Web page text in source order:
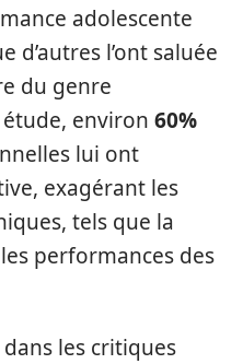
adolescente
d’autres l’ont saluée
du genre
environ 60%
lui ont
exagérant les
tels que la
performances des
les critiques